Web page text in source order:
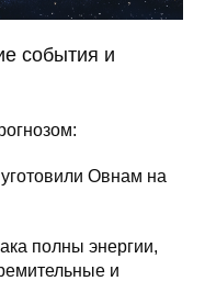
события и
Овнам на
полны энергии,
и